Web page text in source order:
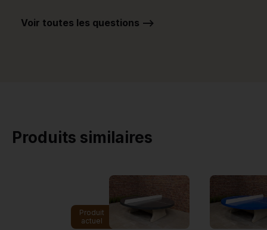
Voir toutes les questions -->
Produits similaires
Produit
actuel